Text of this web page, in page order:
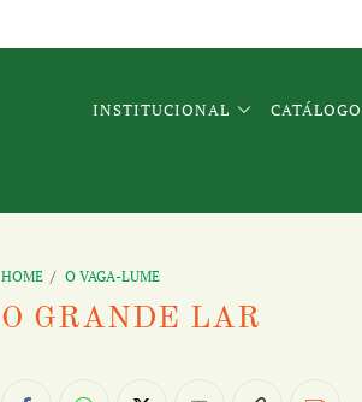
INSTITUCIONAL CATÁLOGO
HOME / O VAGA-LUME
O GRANDE LAR